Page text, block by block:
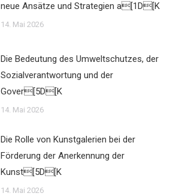
neue Ansätze und Strategien a[1D[K
14. Mai 2026
Die Bedeutung des Umweltschutzes, der
Sozialverantwortung und der
Gover[5D[K
14. Mai 2026
Die Rolle von Kunstgalerien bei der
Förderung der Anerkennung der
Kunst[5D[K
14. Mai 2026